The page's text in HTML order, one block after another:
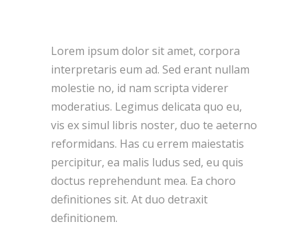
Lorem ipsum dolor sit amet, corpora
interpretaris eum ad. Sed erant nullam
molestie no, id nam scripta viderer
moderatius. Legimus delicata quo eu,
vis ex simul libris noster, duo te aeterno
reformidans. Has cu errem maiestatis
percipitur, ea malis ludus sed, eu quis
doctus reprehendunt mea. Ea choro
definitiones sit. At duo detraxit
definitionem.